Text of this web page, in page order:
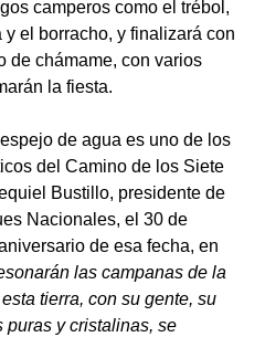
camperos como el trébol,
el borracho, y finalizará con
de chámame, con varios
la fiesta.
de agua es uno de los
del Camino de los Siete
Bustillo, presidente de
Nacionales, el 30 de
de esa fecha, en
las campanas de la
tierra, con su gente, su
puras y cristalinas, se